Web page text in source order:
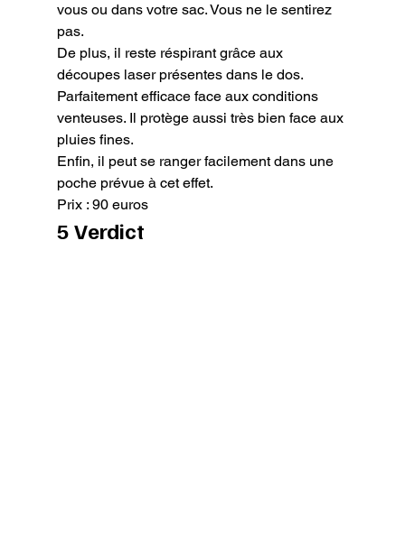
vous ou dans votre sac. Vous ne le sentirez
pas.
De plus, il reste réspirant grâce aux
découpes laser présentes dans le dos.
Parfaitement efficace face aux conditions
venteuses. Il protège aussi très bien face aux
pluies fines.
Enfin, il peut se ranger facilement dans une
poche prévue à cet effet.
Prix : 90 euros
5 Verdict